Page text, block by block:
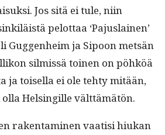
Jos sitä ei tule, niin
pelot­taa ‘Pajus­lainen’
Guggen­heim ja Sipoon met­sän
silmis­sä toinen on pöhköä
ja toisel­la ei ole tehty mitään,
Helsingille välttämätön.
rak­en­t­a­mi­nen vaatisi hiukan